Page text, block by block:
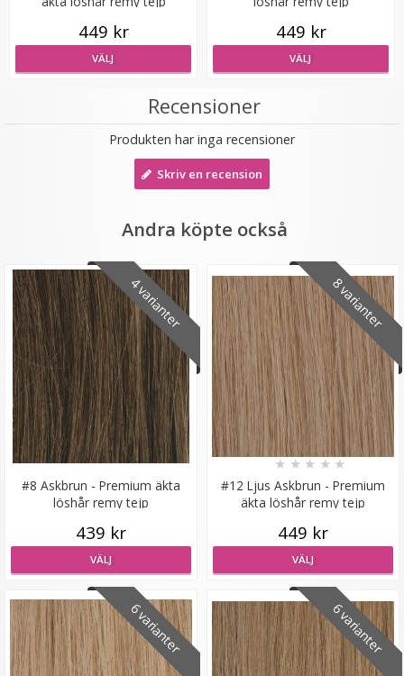
Microringar ca: 200st - Svarta
LÄGG I VARUKORG
#16 Ljusbrun - Original äkta löshår remy nagelslingor
189 kr
449 kr
VÄLJ
449 kr
VÄLJ
Recensioner
Produkten har inga recensioner
Skriv en recension
Andra köpte också
4 varianter
#8 Askbrun - Premium äkta
löshår remy tejp
439 kr
VÄLJ
8 varianter
#12 Ljus Askbrun - Premium
äkta löshår remy tejp
★ ★ ★ ★ ★
449 kr
VÄLJ
6 varianter 6 varianter